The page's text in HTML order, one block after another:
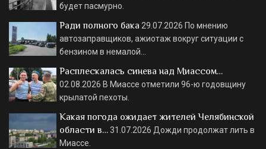
будет пасмурно.
Ради полного бака 29.07.2026 По мнению
автозаправщиков, ажиотаж вокруг ситуации с
бензином в немалой…
Расплескалась синева над Миассом…
02.08.2026 В Миассе отметили 96-ю годовщину
крылатой пехоты.
Какая погода ожидает жителей Челябинской
области в…31.07.2026 Дожди продолжат лить в
Миассе.